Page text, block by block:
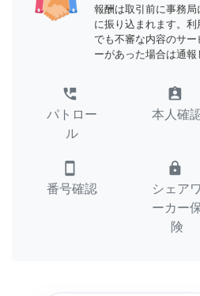
報酬は取引前に事務
に振り込まれます。
でも不審な内容のサ
ーがあった場合は通報
perm_phone_msg
パトロー
ル
assignment_ind
本人確
smartphone
番号確認
lock
シェアワ
ーカー
険